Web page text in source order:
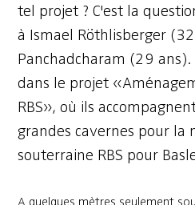
tel projet ? C'est la
à Ismael Röthlisberger
Panchadcharam (29
dans le projet
RBS», où ils
grandes cavernes pour la
souterraine RBS pour